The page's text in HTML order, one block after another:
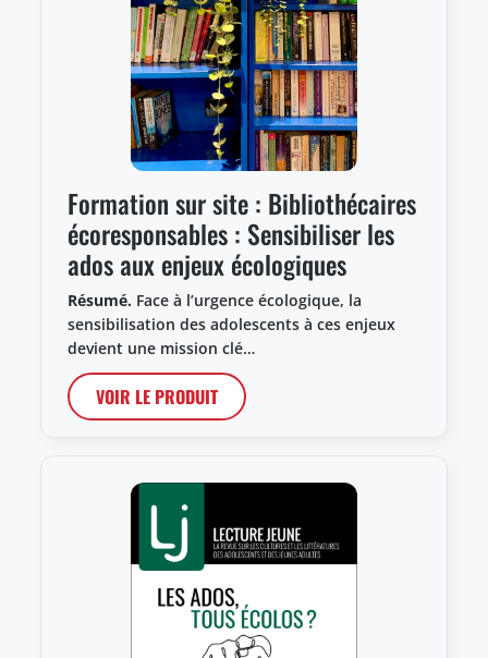
Formation sur site : Bibliothécaires
écoresponsables : Sensibiliser les
ados aux enjeux écologiques
Résumé. Face à l’urgence écologique, la
sensibilisation des adolescents à ces enjeux
devient une mission clé…
VOIR LE PRODUIT